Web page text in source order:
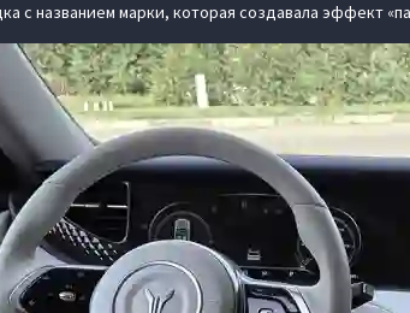
с названием марки, которая создавала эффект